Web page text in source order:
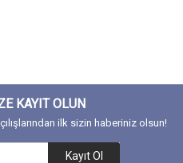
KAYIT OLUN
ilk sizin haberiniz olsun!
Kayıt Ol